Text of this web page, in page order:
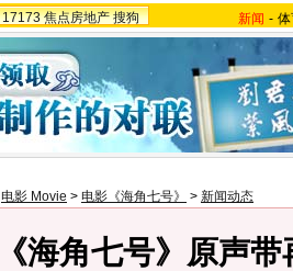
17173 焦点房地产 搜狗 新闻 -
电影 Movie > 电影《海角七号》 > 新闻动态
海角七号》原声带